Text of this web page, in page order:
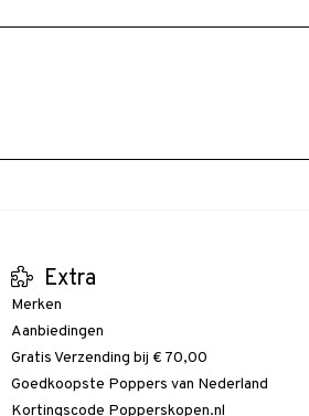
Extra
Merken
Aanbiedingen
Gratis Verzending bij € 70,00
Goedkoopste Poppers van Nederland
Kortingscode Popperskopen.nl